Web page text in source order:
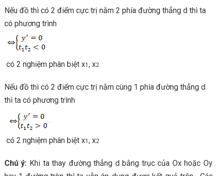
Nếu đồ thì có 2 điểm cực trị nằm 2 phía đường thẳng d thì ta
có phương trình
có 2 nghiệm phân biệt x1 , x2
Nếu đồ thì có 2 điểm cực trị nằm cùng 1 phía đường thẳng d
thì ta có phương trình
có 2 nghiệm phân biệt x1 , x2
Chú ý: Khi ta thay đường thẳng d bằng trục của Ox hoặc Oy